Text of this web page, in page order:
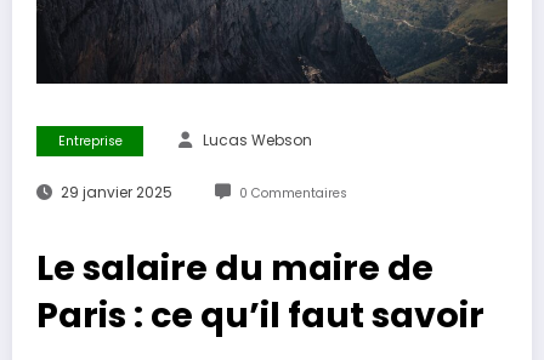
Entreprise Lucas Webson
29 janvier 2025 0 Commentaires
Le salaire du maire de
Paris : ce qu’il faut savoir